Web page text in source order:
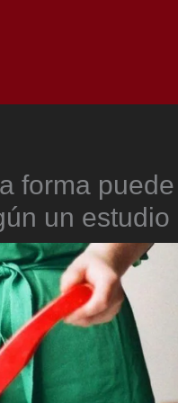
forma
un estudio